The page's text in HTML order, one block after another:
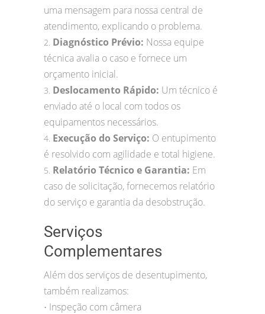
uma mensagem para nossa central de
atendimento, explicando o problema.
2. Diagnóstico Prévio: Nossa equipe
técnica avalia o caso e fornece um
orçamento inicial.
3. Deslocamento Rápido: Um técnico é
enviado até o local com todos os
equipamentos necessários.
4. Execução do Serviço: O entupimento
é resolvido com agilidade e total higiene.
5. Relatório Técnico e Garantia: Em
caso de solicitação, fornecemos relatório
do serviço e garantia da desobstrução.
Serviços
Complementares
Além dos serviços de desentupimento,
também realizamos:
• Inspeção com câmera